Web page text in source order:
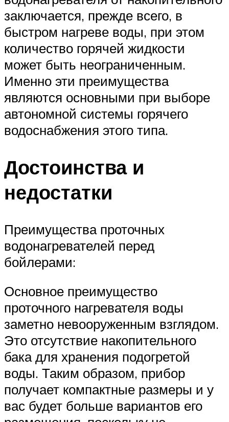
заключается, прежде всего, в
быстром нагреве воды, при этом
количество горячей жидкости
может быть неограниченным.
Именно эти преимущества
являются основными при выборе
автономной системы горячего
водоснабжения этого типа.
Достоинства и
недостатки
Преимущества проточных
водонагревателей перед
бойлерами:
Основное преимущество
проточного нагревателя воды
заметно невооруженным взглядом.
Это отсутствие накопительного
бака для хранения подогретой
воды. Таким образом, прибор
получает компактные размеры и у
вас будет больше вариантов его